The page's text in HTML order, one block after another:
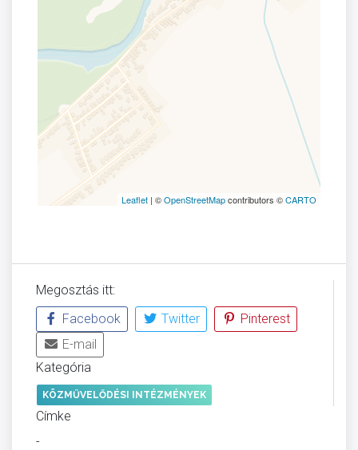
Leaflet | ©OpenStreetMapcontributors ©CARTO
Megosztás itt:
Facebook
Twitter
Pinterest
E-mail
Kategória
KÖZMŰVELŐDÉSI INTÉZMÉNYEK
Címke
-